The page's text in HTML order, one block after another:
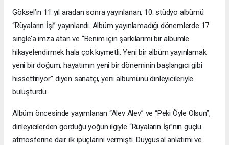
Göksel’in 11 yıl aradan sonra yayınlanan, 10. stüdyo albümü
“Rüyaların İşi” yayınlandı. Albüm yayınlamadığı dönemlerde 17
single’a imza atan ve “Benim için şarkılarımı bir albümle
hikayelendirmek hala çok kıymetli. Yeni bir albüm yayınlamak
yeni bir doğum, hayatımın yeni bir döneminin başlangıcı gibi
hissettiriyor.” diyen sanatçı, yeni albümünü dinleyicileriyle
buluşturdu.
Albüm öncesinde yayımlanan “Alev Alev” ve “Peki Öyle Olsun”,
dinleyicilerden gördüğü yoğun ilgiyle “Rüyaların İşi”nin güçlü
atmosferine dair ilk ipuçlarını vermişti. Duygusal anlatımı ve